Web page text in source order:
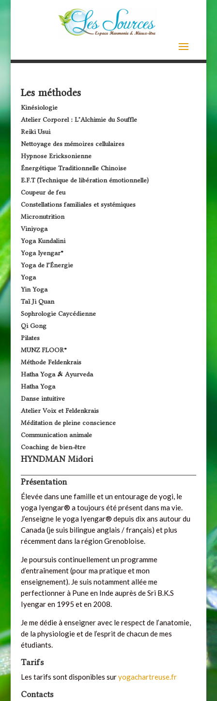
Les méthodes
Kinésiologie
Atelier Corporel : L’Alchimie du Souffle
Reiki Usui
Nettoyage des mémoires cellulaires
Hypnose Ericksonienne
Énergétique Traditionnelle Chinoise
E.F.T (Technique de libération émotionnelle)
Coupeur de feu
Constellations familiales et systémiques
Micronutrition
Viniyoga
Yoga Kundalini
Yoga Iyengar®
Yoga de l’Énergie
Yoga
Yin Yoga
Taï Ji Quan
Sophrologie Caycédienne
Qi Gong
Pilates
MUNZ FLOOR®
Méthode Feldenkrais
Hatha Yoga & Ayurveda
Hatha Yoga
Danse intuitive
Atelier Voix et Feldenkrais
Méditation de pleine conscience
Communication animale
Coaching de bien-être
HYNDMAN Midori
Présentation
Élevée dans une famille et un entourage de yogi, le
yoga Iyengar® a toujours été présent dans ma vie.
J’enseigne le yoga Iyengar® depuis dix ans autour du
Canada (je suis bilingue anglais / français) et plus
récemment dans la région Grenobloise.
Je poursuis continuellement un programme
d’entraînement (pour ma pratique et mon
enseignement). Je suis notamment allée me
perfectionner à Pune en Inde auprès de Sri B.K.S
Iyengar en 1995 et en 2008.
Je me dédie à enseigner avec le respect de l’anatomie,
de la physiologie et de l’esprit de chacun de mes
étudiants.
Tarifs
Les tarifs sont disponibles suryogachartreuse.fr
Contacts